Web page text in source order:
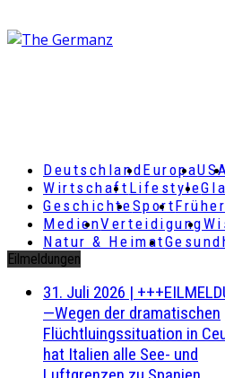
DeutschlandEuropa
Wirtschaft Lifestyle
GeschichteSport
MedienVerteidigung
Natur & Heimat
Eilmeldungen
31. Juli 2026 |
—Wegen der dramatischen
Flüchtluingssituation in
hat Italien alle See- und